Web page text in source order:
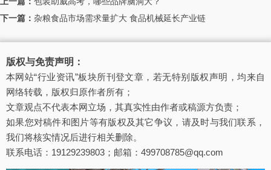
下一篇： 杂粮食品市场需求量扩大 食品机械延长产业链
版权与免责声明：
本网站“行业资讯”板块所刊登文章，若无特别版权声明，均来自
网络转载，版权归原作者所有；
文章观点不代表本网立场，其真实性由作者或稿源方负责；
如果您对稿件和图片等有版权及其它争议，请及时与我们联系，
我们将核实情况后进行相关删除。
联系电话：19129239803；邮箱：499708785@qq.com